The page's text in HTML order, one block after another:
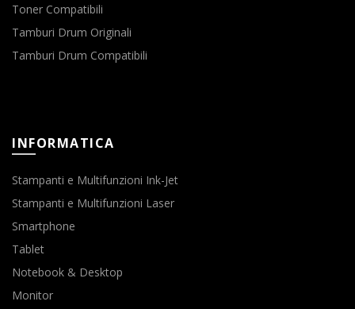
Toner Compatibili
Tamburi Drum Originali
Tamburi Drum Compatibili
INFORMATICA
Stampanti e Multifunzioni Ink-Jet
Stampanti e Multifunzioni Laser
Smartphone
Tablet
Notebook & Desktop
Monitor